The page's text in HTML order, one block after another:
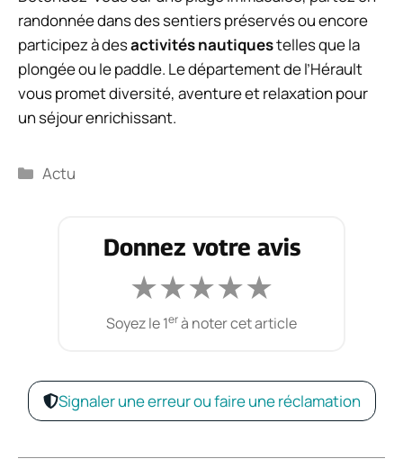
randonnée dans des sentiers préservés ou encore
participez à desactivités nautiquestelles que la
plongée ou le paddle. Le département de l’Hérault
vous promet diversité, aventure et relaxation pour
un séjour enrichissant.
Catégories
Actu
Donnez votre avis
★★★★★
Soyez le 1erà noter cet article
Signaler une erreur ou faire une réclamation